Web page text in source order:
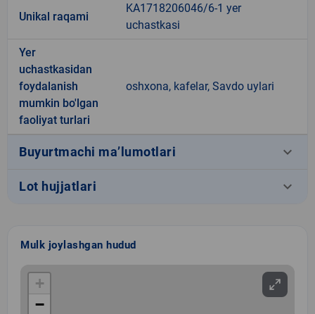
Unikal raqami
KA1718206046/6-1 yer
uchastkasi
Yer
uchastkasidan
foydalanish
mumkin bo'lgan
faoliyat turlari
oshxona, kafelar, Savdo uylari
Buyurtmachi ma’lumotlari keyboard_arrow_down
Lot hujjatlari keyboard_arrow_down
Mulk joylashgan hudud
+
−